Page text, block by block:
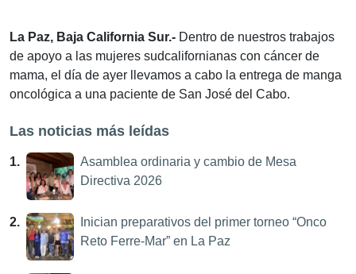
La Paz, Baja California Sur.- Dentro de nuestros trabajos
de apoyo a las mujeres sudcalifornianas con cáncer de
mama, el día de ayer llevamos a cabo la entrega de manga
oncológica a una paciente de San José del Cabo.
Las noticias más leídas
1.
Asamblea ordinaria y cambio de Mesa
Directiva 2026
2.
Inician preparativos del primer torneo “Onco
Reto Ferre-Mar” en La Paz